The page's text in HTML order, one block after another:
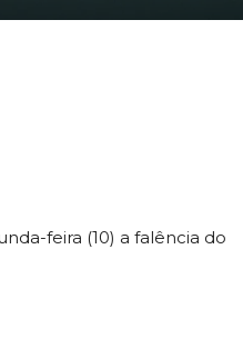
feira (10) a falência do